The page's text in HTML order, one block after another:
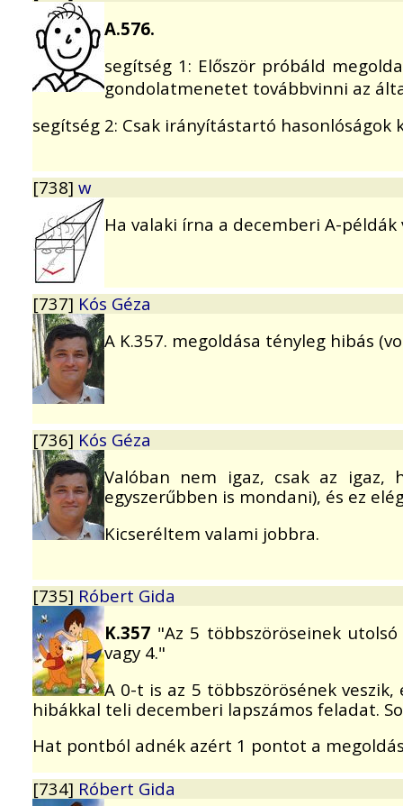
A.576.
segítség 1: Először próbáld
gondolatmenetet továbbvinni az
segítség 2: Csak irányítástartó hasonlóságok
[738] w
Ha valaki írna a decemberi A-
[737] Kós Géza
A K.357. megoldása tényleg hibás
[736] Kós Géza
Valóban nem igaz, csak az igaz,
egyszerűbben is mondani), és ez
Kicseréltem valami jobbra.
[735] Róbert Gida
K.357 "Az 5 többszöröseinek
vagy 4."
A 0-t is az 5 többszörösének
hibákkal teli decemberi lapszámos feladat.
Hat pontból adnék azért 1 pontot a
[734] Róbert Gida